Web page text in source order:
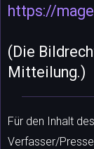
https://
(Die
Mitteilung.)
Für den Inhalt
Verfasser/